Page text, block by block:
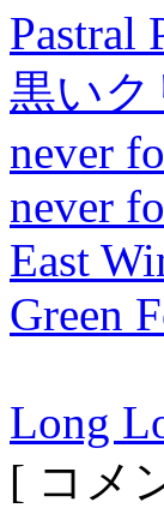
Pastral
黒いク
never
never
East
Green
Long
[ コメ